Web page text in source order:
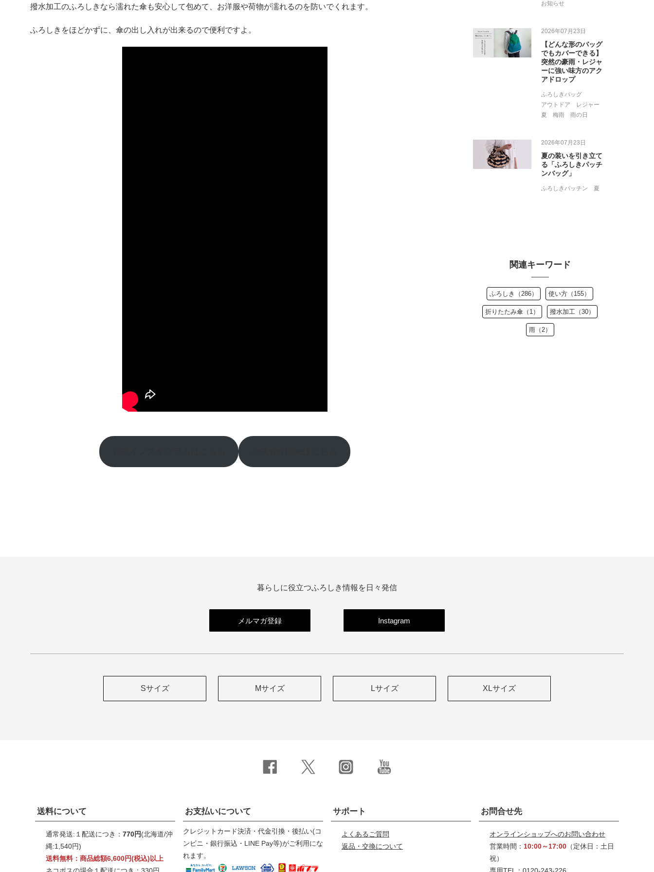
撥水加工のふろしきなら濡れた傘も安心して包めて、お洋服や荷物が濡れるのを防いでくれます。
ふろしきをほどかずに、傘の出し入れが出来るので便利ですよ。
関連キーワード
ふろしき（286） 使い方（155）
折りたたみ傘（1） 撥水加工（30）
雨（2）
お知らせ
2026年07月23日
【どんな形のバッグ
でもカバーできる】
突然の豪雨・レジャ
ーに強い味方のアク
アドロップ
ふろしきバッグ
アウトドア
レジャー
夏
梅雨 雨の日
2026年07月23日
夏の装いを引き立て
る「ふろしきパッチ
ンバッグ」
ふろしきパッチン 夏
暮らしに役立つふろしき情報を日々発信
メルマガ登録 Instagram
Sサイズ Mサイズ Lサイズ XLサイズ
送料について
通常発送:１配送につき： 770円(北海道/沖
縄:1,540円)
送料無料：商品総額6,600円(税込)以上
お支払いについて
クレジットカード決済・代金引換・後払い(コ
ンビニ・銀行振込・LINE Pay等)がご利用にな
れます。
サポート
よくあるご質問
返品・交換について
お問合せ先
オンラインショップへのお問い合わせ
営業時間： 10:00～17:00 （定休日：土日
祝）